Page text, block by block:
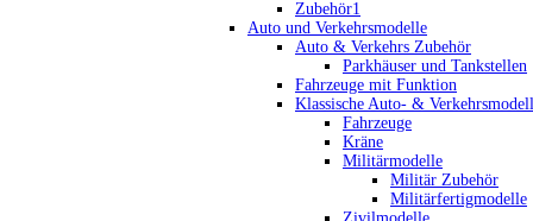
Zubehör1
Auto und Verkehrsmodelle
Auto & Verkehrs Zubehör
Parkhäuser und Tankstellen
Fahrzeuge mit Funktion
Klassische Auto- &
Fahrzeuge
Kräne
Militärmodelle
Militär Zubehör
Militärfertigmodelle